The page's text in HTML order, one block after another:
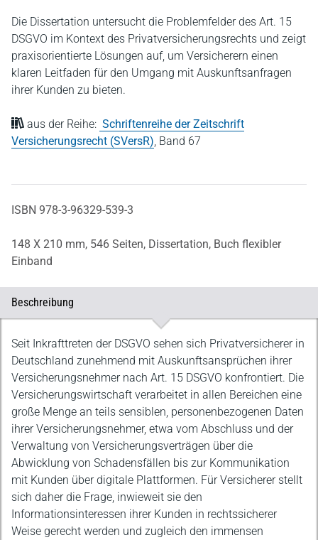
Die Dissertation untersucht die Problemfelder des Art. 15
DSGVO im Kontext des Privatversicherungsrechts und zeigt
praxisorientierte Lösungen auf, um Versicherern einen
klaren Leitfaden für den Umgang mit Auskunftsanfragen
ihrer Kunden zu bieten.
aus der Reihe: Schriftenreihe der Zeitschrift
Versicherungsrecht (SVersR), Band 67
ISBN 978-3-96329-539-3
148 X 210 mm, 546 Seiten, Dissertation, Buch flexibler
Einband
Beschreibung
Beschreibung
Seit Inkrafttreten der DSGVO sehen sich Privatversicherer in
Deutschland zunehmend mit Auskunftsansprüchen ihrer
Versicherungsnehmer nach Art. 15 DSGVO konfrontiert. Die
Versicherungswirtschaft verarbeitet in allen Bereichen eine
große Menge an teils sensiblen, personenbezogenen Daten
ihrer Versicherungsnehmer, etwa vom Abschluss und der
Verwaltung von Versicherungsverträgen über die
Abwicklung von Schadensfällen bis zur Kommunikation
mit Kunden über digitale Plattformen. Für Versicherer stellt
sich daher die Frage, inwieweit sie den
Informationsinteressen ihrer Kunden in rechtssicherer
Weise gerecht werden und zugleich den immensen